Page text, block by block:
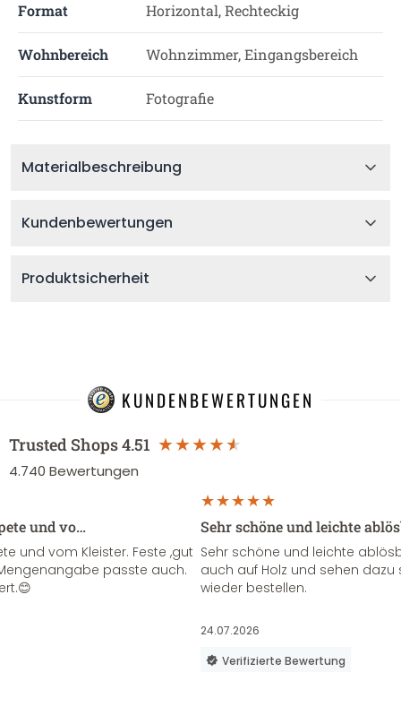
Format Horizontal, Rechteckig
Wohnbereich Wohnzimmer, Eingangsbereich
Kunstform Fotografie
Materialbeschreibung
Kundenbewertungen
Produktsicherheit
KUNDENBEWERTUNGEN
Trusted Shops4.51
4.740 Bewertungen
und vo…
und vom Kleister. Feste ,gut
passte auch.
Sehr schöne und leichte
Sehr schöne und leichte
auch auf Holz und sehen
wieder bestellen.
24.07.2026
Verifizierte Bewertung